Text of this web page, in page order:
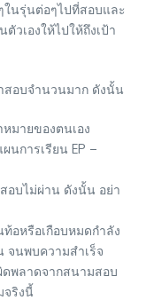
ในรุ่นต่อๆไปที่สอบและ
วเองให้ไปให้ถึงเป้า
สอบจำนวนมาก ดังนั้น
มายของตนเอง
นการเรียน EP –
อบไม่ผ่าน ดังนั้น อย่า
อหรือเกือบหมดกำลัง
จนพบความสำเร็จ
พลาดจากสนามสอบ
จริงนี้